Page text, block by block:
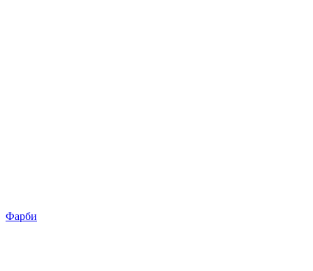
Фарби